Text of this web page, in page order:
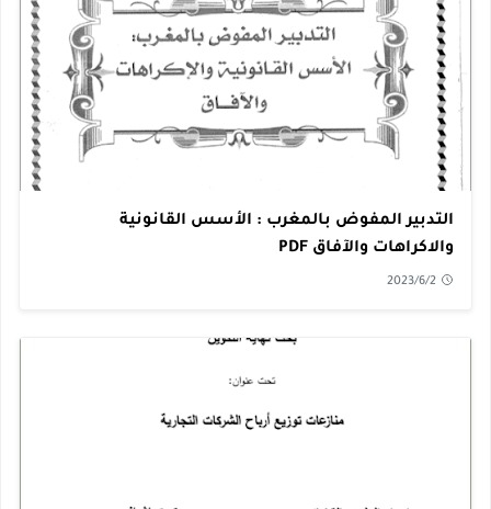
التدبير المفوض بالمغرب : الأسس القانونية
والاكراهات والآفاق PDF
2023/6/2